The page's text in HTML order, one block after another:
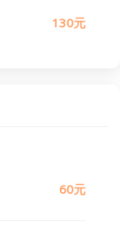
130元
60元